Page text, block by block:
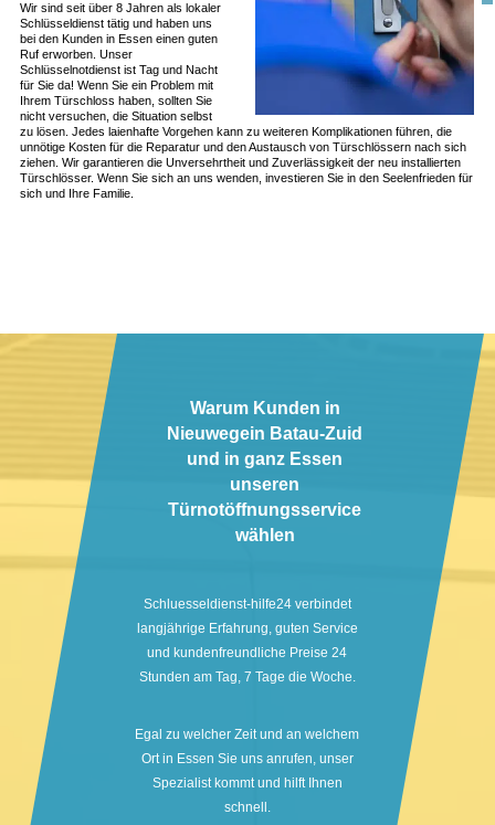
Wir sind seit über 8 Jahren als lokaler
Schlüsseldienst tätig und haben uns
bei den Kunden in Essen einen guten
Ruf erworben. Unser
Schlüsselnotdienst ist Tag und Nacht
für Sie da! Wenn Sie ein Problem mit
Ihrem Türschloss haben, sollten Sie
nicht versuchen, die Situation selbst
zu lösen. Jedes laienhafte Vorgehen kann zu weiteren Komplikationen führen, die
unnötige Kosten für die Reparatur und den Austausch von Türschlössern nach sich
ziehen. Wir garantieren die Unversehrtheit und Zuverlässigkeit der neu installierten
Türschlösser. Wenn Sie sich an uns wenden, investieren Sie in den Seelenfrieden für
sich und Ihre Familie.
Warum Kunden in
Nieuwegein Batau-Zuid
und in ganz Essen
unseren
Türnotöffnungsservice
wählen
Schluesseldienst-hilfe24 verbindet
langjährige Erfahrung, guten Service
und kundenfreundliche Preise 24
Stunden am Tag, 7 Tage die Woche.
Egal zu welcher Zeit und an welchem
Ort in Essen Sie uns anrufen, unser
Spezialist kommt und hilft Ihnen
schnell.